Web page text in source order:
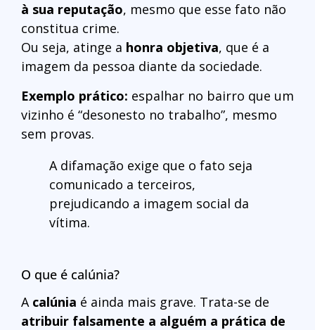
à sua reputação, mesmo que esse fato não
constitua crime.
Ou seja, atinge a honra objetiva, que é a
imagem da pessoa diante da sociedade.
Exemplo prático: espalhar no bairro que um
vizinho é “desonesto no trabalho”, mesmo
sem provas.
A difamação exige que o fato seja
comunicado a terceiros,
prejudicando a imagem social da
vítima.
O que é calúnia?
A calúnia é ainda mais grave. Trata-se de
atribuir falsamente a alguém a prática de